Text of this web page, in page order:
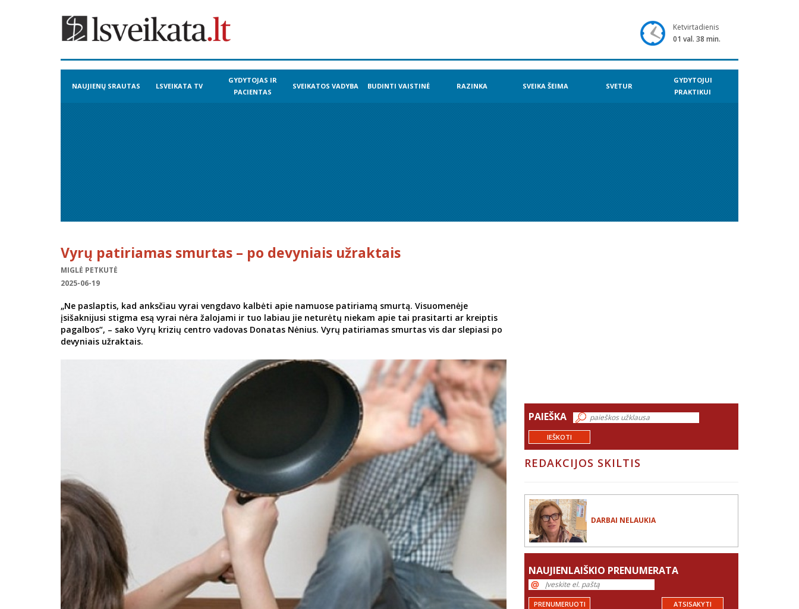
Ketvirtadienis
01 val. 38 min.
NAUJIENŲ SRAUTAS LSVEIKATA TV
GYDYTOJAS IR
PACIENTAS
SVEIKATOS VADYBA BUDINTI VAISTINĖ RAZINKA SVEIKA ŠEIMA SVETUR
GYDYTOJUI
PRAKTIKUI
Vyrų patiriamas smurtas – po devyniais užraktais
MIGLĖ PETKUTĖ
2025-06-19
„Ne paslaptis, kad anksčiau vyrai vengdavo kalbėti apie namuose patiriamą smurtą. Visuomenėje
įsišaknijusi stigma esą vyrai nėra žalojami ir tuo labiau jie neturėtų niekam apie tai prasitarti ar kreiptis
pagalbos“, – sako Vyrų krizių centro vadovas Donatas Nėnius. Vyrų patiriamas smurtas vis dar slepiasi po
devyniais užraktais.
PAIEŠKA
IEŠKOTI
REDAKCIJOS SKILTIS
DARBAI NELAUKIA
NAUJIENLAIŠKIO PRENUMERATA
PRENUMERUOTI ATSISAKYTI